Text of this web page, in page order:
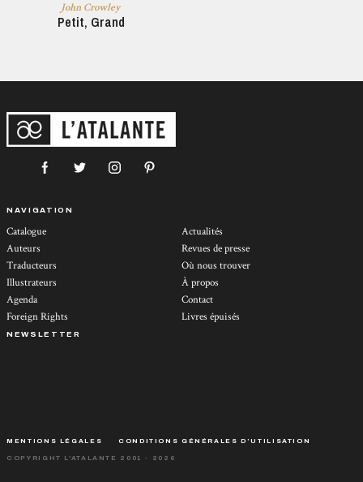
John Crowley
Petit, Grand
NAVIGATION
Catalogue
Auteurs
Traducteurs
Illustrateurs
Agenda
Foreign Rights
Actualités
Revues de presse
Où nous trouver
À propos
Contact
Livres épuisés
NEWSLETTER
MENTIONS LÉGALES CONDITIONS GÉNÉRALES D’UTILISATION
COPYRIGHT L'ATALANTE 2001 - 2026